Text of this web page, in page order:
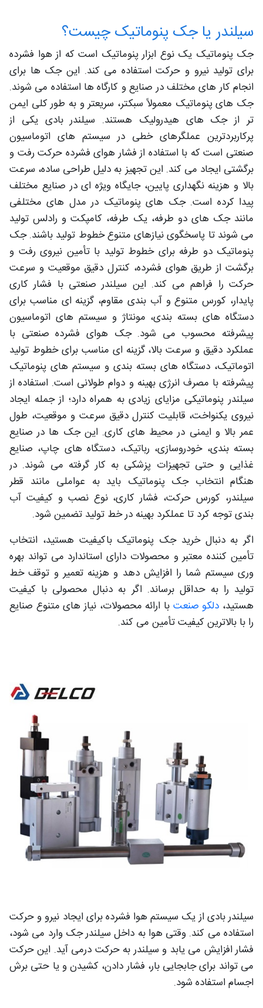
سیلندر یا جک پنوماتیک چیست؟
جک پنوماتیک یک نوع ابزار پنوماتیک است که از هوا فشرده
برای تولید نیرو و حرکت استفاده می کند. این جک ها برای
انجام کار های مختلف در صنایع و کارگاه ها استفاده می شوند.
جک های پنوماتیک معمولاً سبکتر، سریعتر و به طور کلی ایمن
تر از جک های هیدرولیک هستند. سیلندر بادی یکی از
پرکاربردترین عملگرهای خطی در سیستم های اتوماسیون
صنعتی است که با استفاده از فشار هوای فشرده حرکت رفت و
برگشتی ایجاد می کند. این تجهیز به دلیل طراحی ساده، سرعت
بالا و هزینه نگهداری پایین، جایگاه ویژه ای در صنایع مختلف
پیدا کرده است. جک های پنوماتیک در مدل های مختلفی
مانند جک های دو طرفه، یک طرفه، کامپکت و رادلس تولید
می شوند تا پاسخگوی نیازهای متنوع خطوط تولید باشند. جک
پنوماتیک دو طرفه برای خطوط تولید با تأمین نیروی رفت و
برگشت از طریق هوای فشرده، کنترل دقیق موقعیت و سرعت
حرکت را فراهم می کند. این سیلندر صنعتی با فشار کاری
پایدار، کورس متنوع و آب بندی مقاوم، گزینه ای مناسب برای
دستگاه های بسته بندی، مونتاژ و سیستم های اتوماسیون
پیشرفته محسوب می شود. جک هوای فشرده صنعتی با
عملکرد دقیق و سرعت بالا، گزینه ای مناسب برای خطوط تولید
اتوماتیک، دستگاه های بسته بندی و سیستم های پنوماتیک
پیشرفته با مصرف انرژی بهینه و دوام طولانی است. استفاده از
سیلندر پنوماتیکی مزایای زیادی به همراه دارد؛ از جمله ایجاد
نیروی یکنواخت، قابلیت کنترل دقیق سرعت و موقعیت، طول
عمر بالا و ایمنی در محیط های کاری. این جک ها در صنایع
بسته بندی، خودروسازی، رباتیک، دستگاه های چاپ، صنایع
غذایی و حتی تجهیزات پزشکی به کار گرفته می شوند. در
هنگام انتخاب جک پنوماتیک باید به عواملی مانند قطر
سیلندر، کورس حرکت، فشار کاری، نوع نصب و کیفیت آب
بندی توجه کرد تا عملکرد بهینه در خط تولید تضمین شود.
اگر به دنبال خرید جک پنوماتیک باکیفیت هستید، انتخاب
تأمین کننده معتبر و محصولات دارای استاندارد می تواند بهره
وری سیستم شما را افزایش دهد و هزینه تعمیر و توقف خط
تولید را به حداقل برساند. اگر به دنبال محصولی با کیفیت
هستید، دلکو صنعت با ارائه محصولات، نیاز های متنوع صنایع
را با بالاترین کیفیت تأمین می کند.
سیلندر بادی از یک سیستم هوا فشرده برای ایجاد نیرو و حرکت
استفاده می کند. وقتی هوا به داخل سیلندر جک وارد می شود،
فشار افزایش می یابد و سیلندر به حرکت درمی آید. این حرکت
می تواند برای جابجایی بار، فشار دادن، کشیدن و یا حتی برش
اجسام استفاده شود.